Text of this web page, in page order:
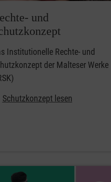
und
Institutionelle Rechte- und
der Malteser Werke
Schutzkonzept lesen